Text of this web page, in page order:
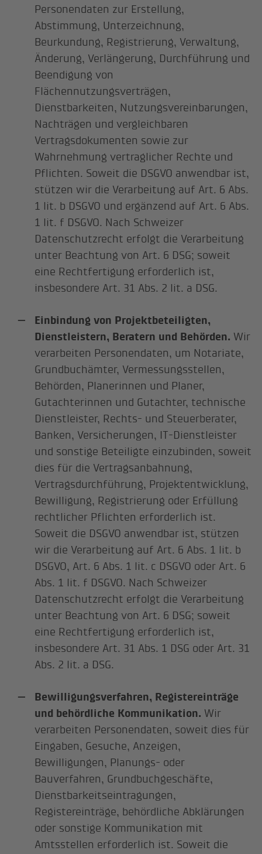
Personendaten zur Erstellung,
Abstimmung, Unterzeichnung,
Beurkundung, Registrierung, Verwaltung,
Änderung, Verlängerung, Durchführung und
Beendigung von
Flächennutzungsverträgen,
Dienstbarkeiten, Nutzungsvereinbarungen,
Nachträgen und vergleichbaren
Vertragsdokumenten sowie zur
Wahrnehmung vertraglicher Rechte und
Pflichten. Soweit die DSGVO anwendbar ist,
stützen wir die Verarbeitung auf Art. 6 Abs.
1 lit. b DSGVO und ergänzend auf Art. 6 Abs.
1 lit. f DSGVO. Nach Schweizer
Datenschutzrecht erfolgt die Verarbeitung
unter Beachtung von Art. 6 DSG; soweit
eine Rechtfertigung erforderlich ist,
insbesondere Art. 31 Abs. 2 lit. a DSG.
Einbindung von Projektbeteiligten,
Dienstleistern, Beratern und Behörden. Wir
verarbeiten Personendaten, um Notariate,
Grundbuchämter, Vermessungsstellen,
Behörden, Planerinnen und Planer,
Gutachterinnen und Gutachter, technische
Dienstleister, Rechts- und Steuerberater,
Banken, Versicherungen, IT-Dienstleister
und sonstige Beteiligte einzubinden, soweit
dies für die Vertragsanbahnung,
Vertragsdurchführung, Projektentwicklung,
Bewilligung, Registrierung oder Erfüllung
rechtlicher Pflichten erforderlich ist.
Soweit die DSGVO anwendbar ist, stützen
wir die Verarbeitung auf Art. 6 Abs. 1 lit. b
DSGVO, Art. 6 Abs. 1 lit. c DSGVO oder Art. 6
Abs. 1 lit. f DSGVO. Nach Schweizer
Datenschutzrecht erfolgt die Verarbeitung
unter Beachtung von Art. 6 DSG; soweit
eine Rechtfertigung erforderlich ist,
insbesondere Art. 31 Abs. 1 DSG oder Art. 31
Abs. 2 lit. a DSG.
Bewilligungsverfahren, Registereinträge
und behördliche Kommunikation. Wir
verarbeiten Personendaten, soweit dies für
Eingaben, Gesuche, Anzeigen,
Bewilligungen, Planungs- oder
Bauverfahren, Grundbuchgeschäfte,
Dienstbarkeitseintragungen,
Registereinträge, behördliche Abklärungen
oder sonstige Kommunikation mit
Amtsstellen erforderlich ist. Soweit die